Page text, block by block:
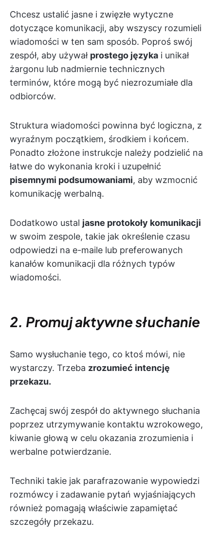
Chcesz ustalić jasne i zwięzłe wytyczne
dotyczące komunikacji, aby wszyscy rozumieli
wiadomości w ten sam sposób. Poproś swój
zespół, aby używał prostego języka i unikał
żargonu lub nadmiernie technicznych
terminów, które mogą być niezrozumiałe dla
odbiorców.
Struktura wiadomości powinna być logiczna, z
wyraźnym początkiem, środkiem i końcem.
Ponadto złożone instrukcje należy podzielić na
łatwe do wykonania kroki i uzupełnić
pisemnymi podsumowaniami, aby wzmocnić
komunikację werbalną.
Dodatkowo ustal jasne protokoły komunikacji
w swoim zespole, takie jak określenie czasu
odpowiedzi na e-maile lub preferowanych
kanałów komunikacji dla różnych typów
wiadomości.
2. Promuj aktywne słuchanie
Samo wysłuchanie tego, co ktoś mówi, nie
wystarczy. Trzeba zrozumieć intencję
przekazu.
Zachęcaj swój zespół do aktywnego słuchania
poprzez utrzymywanie kontaktu wzrokowego,
kiwanie głową w celu okazania zrozumienia i
werbalne potwierdzanie.
Techniki takie jak parafrazowanie wypowiedzi
rozmówcy i zadawanie pytań wyjaśniających
również pomagają właściwie zapamiętać
szczegóły przekazu.